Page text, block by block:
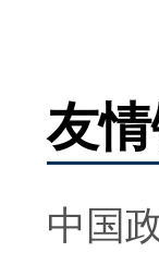
友
中国